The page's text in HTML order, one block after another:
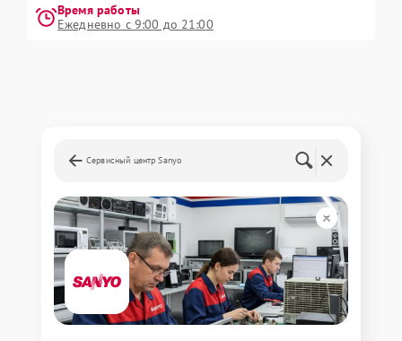
Время работы
Ежедневно с 9:00 до 21:00
Сервисный центр Sanyo